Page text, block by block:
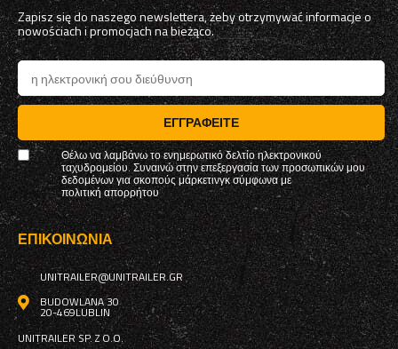
Zapisz się do naszego newslettera, żeby otrzymywać informacje o
nowościach i promocjach na bieżąco.
ΕΓΓΡΑΦΕΊΤΕ
Θέλω να λαμβάνω το ενημερωτικό δελτίο ηλεκτρονικού
ταχυδρομείου. Συναινώ στην επεξεργασία των προσωπικών μου
δεδομένων για σκοπούς μάρκετινγκ σύμφωνα με
πολιτική απορρήτου
ΕΠΙΚΟΙΝΩΝΊΑ
UNITRAILER@UNITRAILER.GR
BUDOWLANA 30
20-469LUBLIN
UNITRAILER SP. Z O.O.